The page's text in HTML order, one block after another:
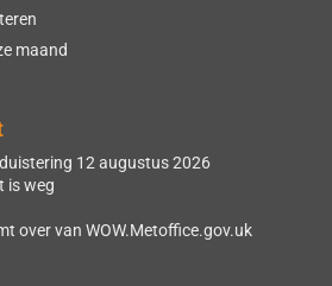
maand
12 augustus 2026
is weg
over van WOW.Metoffice.gov.uk